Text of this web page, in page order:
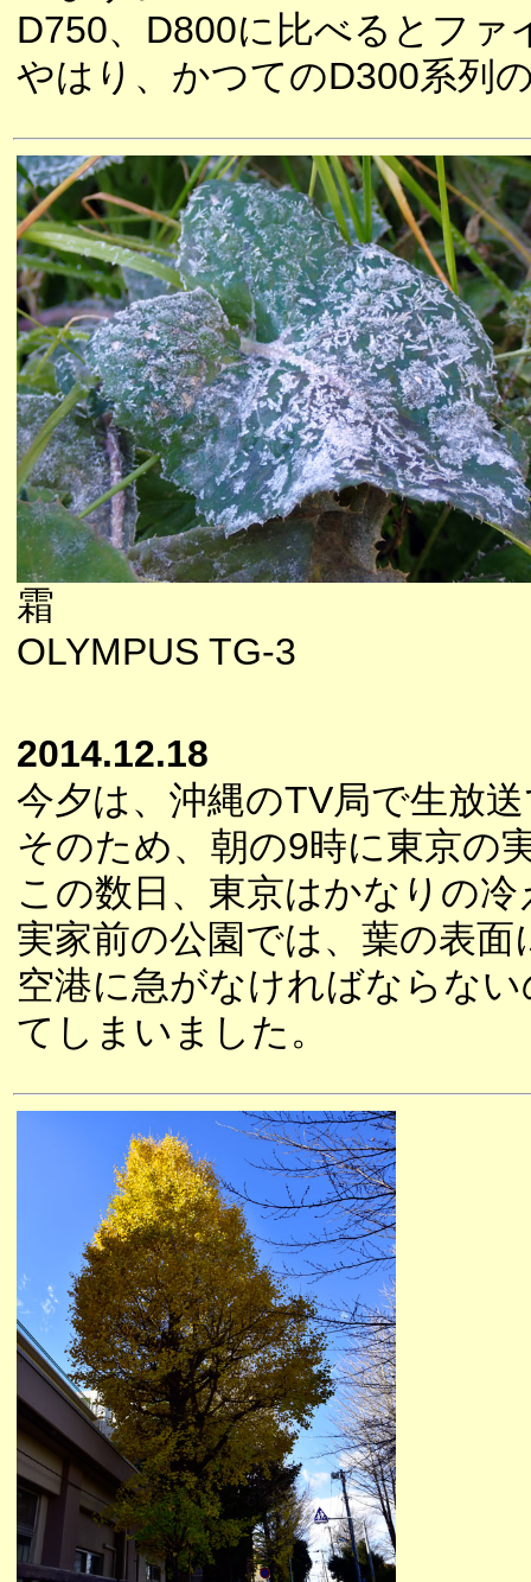
D750、D800に比べるとファ
やはり、かつてのD300系列
霜
OLYMPUS TG-3
2014.12.18
今夕は、沖縄のTV局で生放
そのため、朝の9時に東京の
この数日、東京はかなりの
実家前の公園では、葉の表
空港に急がなければならな
てしまいました。